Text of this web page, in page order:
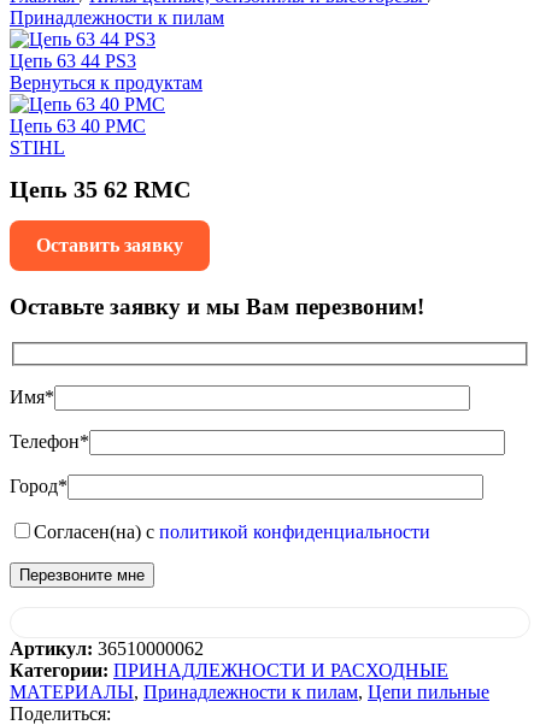
Принадлежности к пилам
Цепь 63 44 PS3
Вернуться к продуктам
Цепь 63 40 PMC
STIHL
Цепь 35 62 RMC
Оставить заявку
Оставьте заявку и мы Вам перезвоним!
Имя*
Телефон*
Город*
Согласен(на) с политикой конфиденциальности
Артикул: 36510000062
Категории: ПРИНАДЛЕЖНОСТИ И РАСХОДНЫЕ
МАТЕРИАЛЫ, Принадлежности к пилам, Цепи пильные
Поделиться: